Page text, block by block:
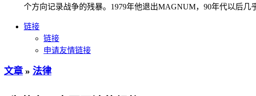
个方向记录战争的残暴。1979年他退出MAGNUM，90年代以后几
链接
链接
申请友情链接
文章 » 法律